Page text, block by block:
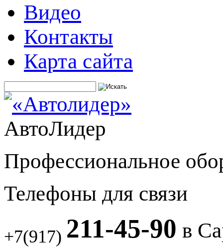
Видео
Контакты
Карта сайта
АвтоЛидер
Профессиональное
Телефоны для связи
+7(917) 211-45-90 в